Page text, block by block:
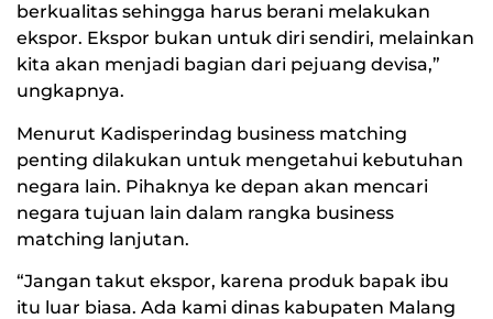
berkualitas sehingga harus berani melakukan
ekspor. Ekspor bukan untuk diri sendiri, melainkan
kita akan menjadi bagian dari pejuang devisa,”
ungkapnya.
Menurut Kadisperindag business matching
penting dilakukan untuk mengetahui kebutuhan
negara lain. Pihaknya ke depan akan mencari
negara tujuan lain dalam rangka business
matching lanjutan.
“Jangan takut ekspor, karena produk bapak ibu
itu luar biasa. Ada kami dinas kabupaten Malang